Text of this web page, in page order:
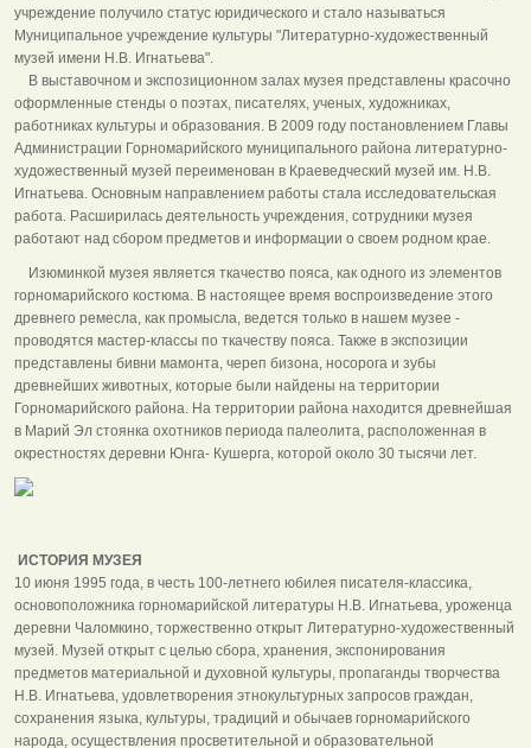
учреждение получило статус юридического и стало называться
Муниципальное учреждение культуры "Литературно-художественный
музей имени Н.В. Игнатьева".
В выставочном и экспозиционном залах музея представлены красочно
оформленные стенды о поэтах, писателях, ученых, художниках,
работниках культуры и образования. В 2009 году постановлением Главы
Администрации Горномарийского муниципального района литературно-
художественный музей переименован в Краеведческий музей им. Н.В.
Игнатьева. Основным направлением работы стала исследовательская
работа. Расширилась деятельность учреждения, сотрудники музея
работают над сбором предметов и информации о своем родном крае.
Изюминкой музея является ткачество пояса, как одного из элементов
горномарийского костюма. В настоящее время воспроизведение этого
древнего ремесла, как промысла, ведется только в нашем музее -
проводятся мастер-классы по ткачеству пояса. Также в экспозиции
представлены бивни мамонта, череп бизона, носорога и зубы
древнейших животных, которые были найдены на территории
Горномарийского района. На территории района находится древнейшая
в Марий Эл стоянка охотников периода палеолита, расположенная в
окрестностях деревни Юнга- Кушерга, которой около 30 тысячи лет.
ИСТОРИЯ МУЗЕЯ
10 июня 1995 года, в честь 100-летнего юбилея писателя-классика,
основоположника горномарийской литературы Н.В. Игнатьева, уроженца
деревни Чаломкино, торжественно открыт Литературно-художественный
музей. Музей открыт с целью сбора, хранения, экспонирования
предметов материальной и духовной культуры, пропаганды творчества
Н.В. Игнатьева, удовлетворения этнокультурных запросов граждан,
сохранения языка, культуры, традиций и обычаев горномарийского
народа, осуществления просветительной и образовательной